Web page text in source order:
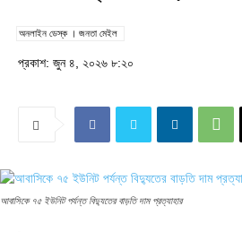
অনলাইন ডেস্ক । জনতা মেইল
প্রকাশ: জুন ৪, ২০২৬ ৮:২০
আবাসিকে ৭৫ ইউনিট পর্যন্ত বিদ্যুতের বাড়তি দাম প্রত্যাহার